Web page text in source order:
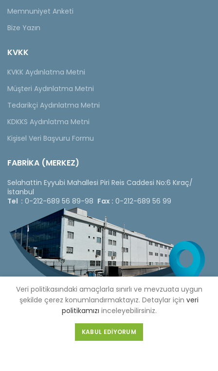
Memnuniyet Anketi
Bize Yazın
KVKK
KVKK Aydınlatma Metni
Müşteri Aydınlatma Metni
Tedarikçi Aydınlatma Metni
KDKKS Aydınlatma Metni
Kişisel Veri Başvuru Formu
FABRİKA (MERKEZ)
Selahattin Eyyubi Mahallesi Piri Reis Caddesi No:6 Kıraç/
İstanbul
Tel : 0-212-689 56 89-98 Fax : 0-212-689 56 99
Veri politikasındaki amaçlarla sınırlı ve mevzuata uygun
şekilde çerez konumlandırmaktayız. Detaylar için veri
politikamızı inceleyebilirsiniz.
KABUL EDIYORUM